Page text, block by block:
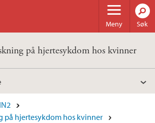
Meny Søk
på hjertesykdom hos kvinner
på hjertesykdom hos kvinner